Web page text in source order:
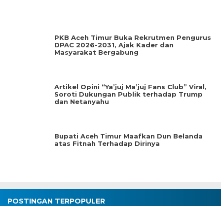
PKB Aceh Timur Buka Rekrutmen Pengurus
DPAC 2026-2031, Ajak Kader dan
Masyarakat Bergabung
Artikel Opini “Ya’juj Ma’juj Fans Club” Viral,
Soroti Dukungan Publik terhadap Trump
dan Netanyahu
Bupati Aceh Timur Maafkan Dun Belanda
atas Fitnah Terhadap Dirinya
POSTINGAN TERPOPULER